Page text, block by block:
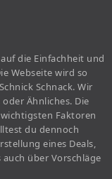
die Einfachheit und
Webseite wird so
Schnack. Wir
Ähnliches. Die
Faktoren
du dennoch
eines Deals,
über Vorschläge